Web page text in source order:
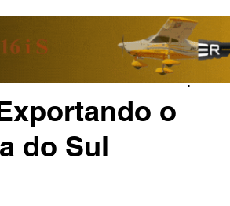
o
do Sul